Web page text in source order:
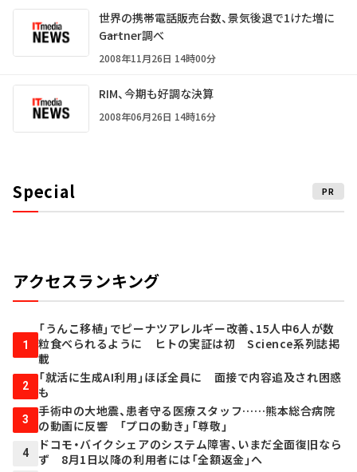
世界の携帯電話販売台数、景気後退で1けた増に
――Gartner調べ
2008年11月26日 14時00分
RIM、今期も好調な決算
2008年06月26日 14時16分
Special PR
アクセスランキング
1
「うんこ移植」でピーナツアレルギー改善、15人中6人が数
粒食べられるように ヒトの実証は初 Science系列誌掲
載
2
「就活に生成AI利用」ほぼ全員に 面接で内容追及され困惑
も
3
手術中の大地震、患者守る医療スタッフ……熊本総合病院
の動画に反響 「プロの動き」「尊敬」
4
ドコモ・バイクシェアのシステム障害、いまだ全面復旧なら
ず 8月1日以降の利用者には「全額返金」へ